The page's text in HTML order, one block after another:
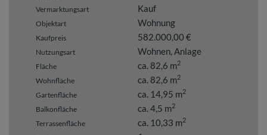
Vermarktungsart Kauf
Objektart Wohnung
Kaufpreis 582.000,00 €
Nutzungsart Wohnen Anlage
Fläche ca. 82,6 m2
Wohnfläche ca. 82,6 m2
Gartenfläche ca. 14,95 m2
Balkonfläche ca. 4,5 m2
Terrassenfläche ca. 10,33 m2